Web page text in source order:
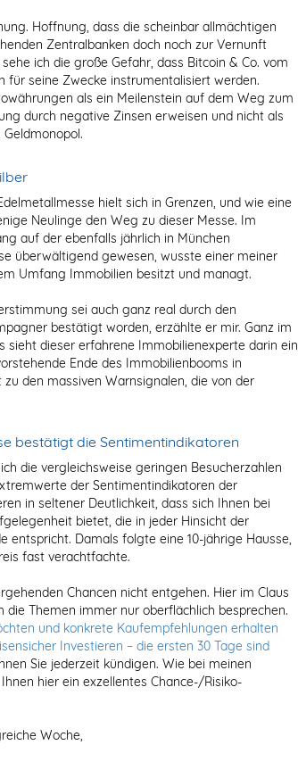
Hoffnung, dass die scheinbar allmächtigen
Zentralbanken doch noch zur Vernunft
ich die große Gefahr, dass Bitcoin & Co. vom
für seine Zwecke instrumentalisiert werden.
als ein Meilenstein auf dem Weg zum
durch negative Zinsen erweisen und nicht als
hielt sich in Grenzen, und wie eine
Neulinge den Weg zu dieser Messe. Im
auf der ebenfalls jährlich in München
überwältigend gewesen, wusste einer meiner
Umfang Immobilien besitzt und managt.
sei auch ganz real durch den
bestätigt worden, erzählte er mir. Ganz im
sieht dieser erfahrene Immobilienexperte darin ein
Ende des Immobilienbooms in
den massiven Warnsignalen, die von der
bestätigt die Sentimentindikatoren
die vergleichsweise geringen Besucherzahlen
der Sentimentindikatoren der
in seltener Deutlichkeit, dass sich Ihnen bei
bietet, die in jeder Hinsicht der
entspricht. Damals folgte eine 10-jährige Hausse,
fast verachtfachte.
Chancen nicht entgehen. Hier im Claus
Themen immer nur oberflächlich besprechen.
und konkrete Kaufempfehlungen erhalten
Investieren – die ersten 30 Tage sind
Sie jederzeit kündigen. Wie bei meinen
hier ein exzellentes Chance-/Risiko-
Woche,